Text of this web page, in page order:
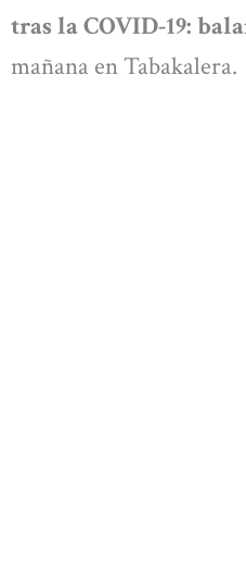
tras la COVID-19:
mañana en Tabakalera.